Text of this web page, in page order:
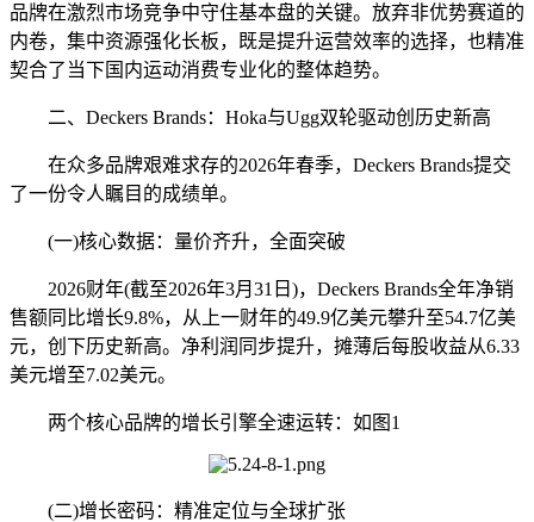
品牌在激烈市场竞争中守住基本盘的关键。放弃非优势赛道的
内卷，集中资源强化长板，既是提升运营效率的选择，也精准
契合了当下国内运动消费专业化的整体趋势。
二、Deckers Brands：Hoka与Ugg双轮驱动创历史新高
在众多品牌艰难求存的2026年春季，Deckers Brands提交
了一份令人瞩目的成绩单。
(一)核心数据：量价齐升，全面突破
2026财年(截至2026年3月31日)，Deckers Brands全年净销
售额同比增长9.8%，从上一财年的49.9亿美元攀升至54.7亿美
元，创下历史新高。净利润同步提升，摊薄后每股收益从6.33
美元增至7.02美元。
两个核心品牌的增长引擎全速运转：如图1
(二)增长密码：精准定位与全球扩张